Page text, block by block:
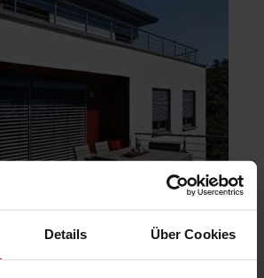
Details Über Cookies